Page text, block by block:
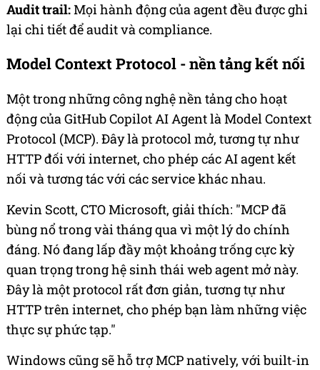
Audit trail:Mọi hành động của agent đều được ghi
lại chi tiết để audit và compliance.
Model Context Protocol - nền tảng kết nối
Một trong những công nghệ nền tảng cho hoạt
động của GitHub Copilot AI Agent là Model Context
Protocol (MCP). Đây là protocol mở, tương tự như
HTTP đối với internet, cho phép các AI agent kết
nối và tương tác với các service khác nhau.
Kevin Scott, CTO Microsoft, giải thích: "MCP đã
bùng nổ trong vài tháng qua vì một lý do chính
đáng. Nó đang lấp đầy một khoảng trống cực kỳ
quan trọng trong hệ sinh thái web agent mở này.
Đây là một protocol rất đơn giản, tương tự như
HTTP trên internet, cho phép bạn làm những việc
thực sự phức tạp."
Windows cũng sẽ hỗ trợ MCP natively, với built-in